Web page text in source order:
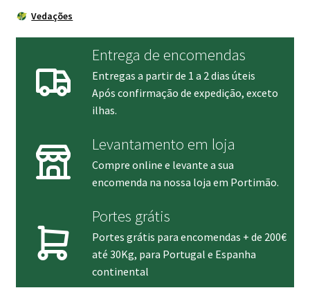
Vedações
Entrega de encomendas
Entregas a partir de 1 a 2 dias úteis
Após confirmação de expedição, exceto
ilhas.
Levantamento em loja
Compre online e levante a sua
encomenda na nossa loja em Portimão.
Portes grátis
Portes grátis para encomendas + de 200€
até 30Kg, para Portugal e Espanha
continental